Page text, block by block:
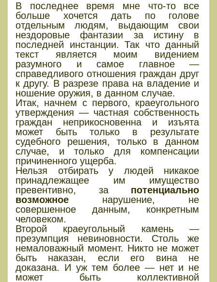
В последнее время мне что-то все
больше хочется дать по голове
отдельным людям, выдающим свои
нездоровые фантазии за истину в
последней инстанции. Так что данный
текст является моим видением
разумного и самое главное —
справедливого отношения граждан друг
к другу. В разрезе права на владение и
ношение оружия, в данном случае.
Итак, начнем с первого, краеугольного
утверждения — частная собственность
граждан неприкосновенна и изъята
может быть только в результате
судебного решения, только в данном
случае, и только для компенсации
причиненного ущерба.
Нельзя отбирать у людей никакое
принадлежащее им имущество
превентивно, за потенциально
возможное нарушение, не
совершенное данным, конкретным
человеком.
Второй краеугольный камень —
презумпция невиновности. Столь же
немаловажный момент. Никто не может
быть наказан, если его вина не
доказана. И уж тем более — нет и не
может быть коллективной